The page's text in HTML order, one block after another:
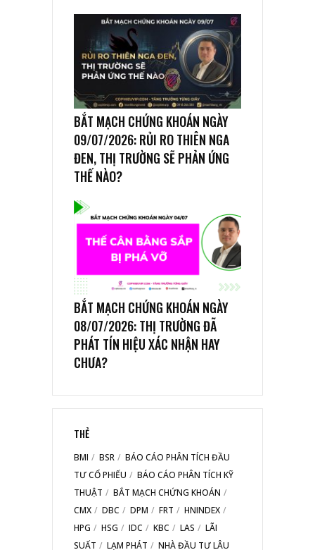
BẮT MẠCH CHỨNG KHOÁN NGÀY
09/07/2026: RỦI RO THIÊN NGA
ĐEN, THỊ TRƯỜNG SẼ PHẢN ỨNG
THẾ NÀO?
BẮT MẠCH CHỨNG KHOÁN NGÀY
08/07/2026: THỊ TRƯỜNG ĐÃ
PHÁT TÍN HIỆU XÁC NHẬN HAY
CHƯA?
THẺ
BMI BSR
BÁO CÁO PHÂN TÍCH ĐẦU
TƯ CỔ PHIẾU
BÁO CÁO PHÂN TÍCH KỸ
THUẬT
BẮT MẠCH CHỨNG KHOÁN
CMX
DBC DPM FRT
HNINDEX
HPG
HSG IDC KBC LAS
LÃI
SUẤT
LẠM PHÁT NHÀ ĐẦU TƯ LÂU